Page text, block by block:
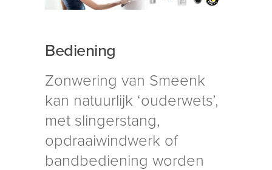
Bediening
Zonwering van Smeenk
kan natuurlijk ‘ouderwets’,
met slingerstang,
opdraaiwindwerk of
bandbediening worden